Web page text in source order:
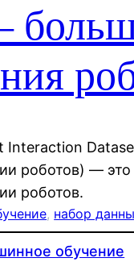
Interaction
роботов) —
роботов.
, набор
обучение